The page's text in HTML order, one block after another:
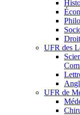
Droit
UFR des
UFR de